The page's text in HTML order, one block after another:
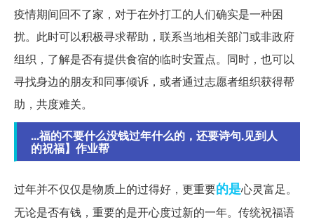
疫情期间回不了家，对于在外打工的人们确实是一种困
扰。此时可以积极寻求帮助，联系当地相关部门或非政府
组织，了解是否有提供食宿的临时安置点。同时，也可以
寻找身边的朋友和同事倾诉，或者通过志愿者组织获得帮
助，共度难关。
...福的不要什么没钱过年什么的，还要诗句.见到人
的祝福】作业帮
过年并不仅仅是物质上的过得好，更重要的是心灵富足。
无论是否有钱，重要的是开心度过新的一年。传统祝福语